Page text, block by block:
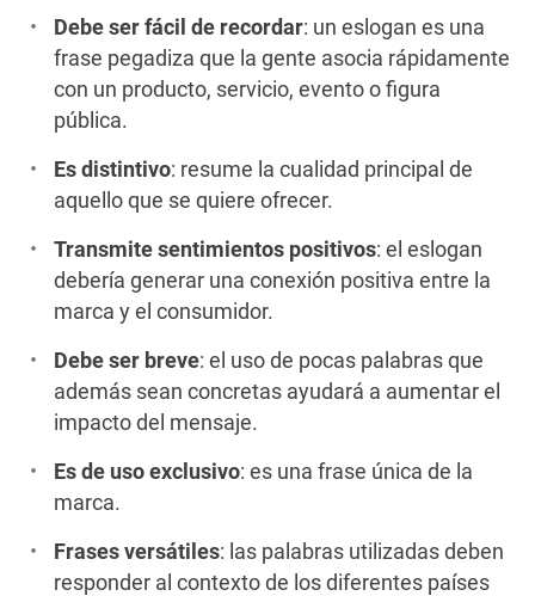
Debe ser fácil de recordar: un eslogan es una
frase pegadiza que la gente asocia rápidamente
con un producto, servicio, evento o figura
pública.
Es distintivo: resume la cualidad principal de
aquello que se quiere ofrecer.
Transmite sentimientos positivos: el eslogan
debería generar una conexión positiva entre la
marca y el consumidor.
Debe ser breve: el uso de pocas palabras que
además sean concretas ayudará a aumentar el
impacto del mensaje.
Es de uso exclusivo: es una frase única de la
marca.
Frases versátiles: las palabras utilizadas deben
responder al contexto de los diferentes países